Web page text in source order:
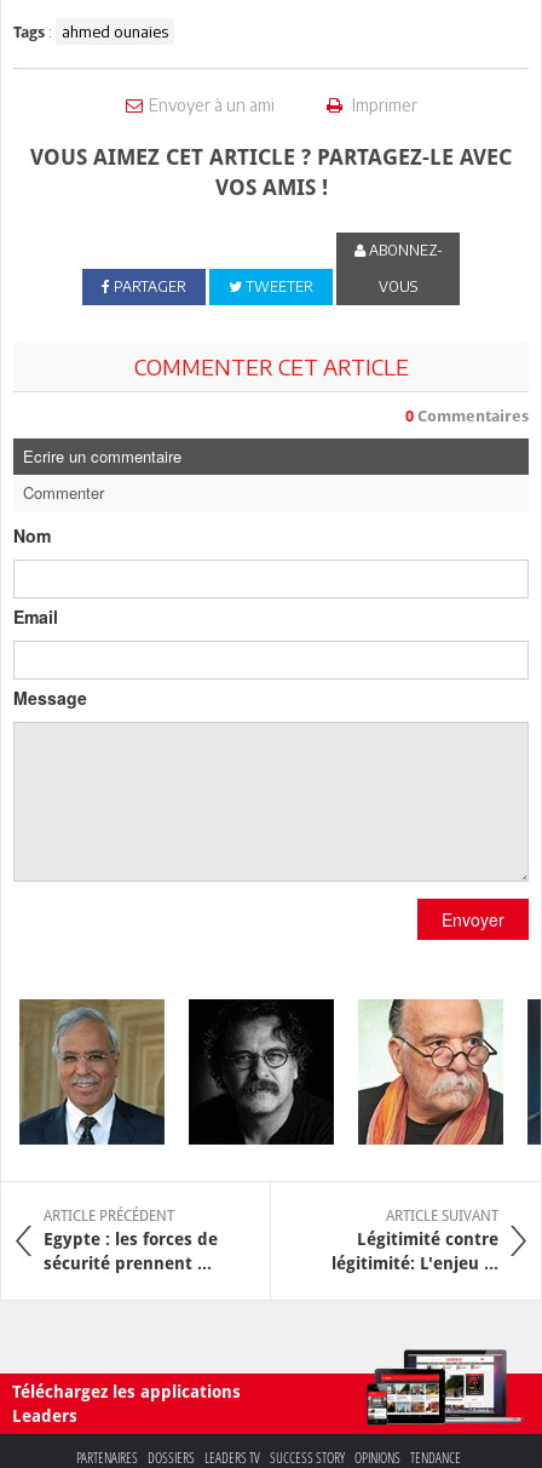
Tags : ahmed ounaies
Envoyer à un ami Imprimer
VOUS AIMEZ CET ARTICLE ? PARTAGEZ-LE AVEC
VOS AMIS !
PARTAGER TWEETER
ABONNEZ-
VOUS
COMMENTER CET ARTICLE
0 Commentaires
Ecrire un commentaire
Commenter
Nom
Email
Message
Envoyer
ARTICLE PRÉCÉDENT
Egypte : les forces de
sécurité prennent ...
ARTICLE SUIVANT
Légitimité contre
légitimité: L'enjeu ...
Téléchargez les applications
Leaders
PARTENAIRES DOSSIERS LEADERS TV SUCCESS STORY OPINIONS TENDANCE